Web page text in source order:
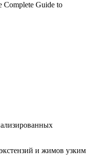
Complete Guide to
и жимов узким